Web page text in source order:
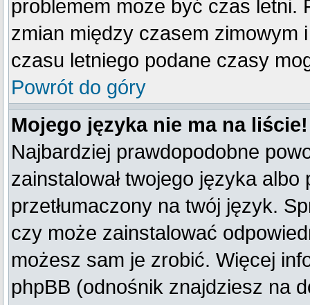
problemem może być czas letni.
zmian między czasem zimowym
czasu letniego podane czasy
Powrót do góry
Mojego języka nie ma na liście!
Najbardziej prawdopodobne
zainstalował twojego języka
przetłumaczony na twój język.
czy może zainstalować
możesz sam je zrobić. Więcej
phpBB (odnośnik znajdziesz na